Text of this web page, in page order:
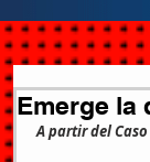
Emerge la
A partir del